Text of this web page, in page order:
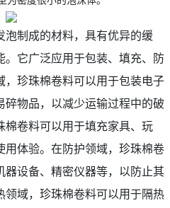
制成的材料，具有优异的缓
它广泛应用于包装、填充、防
珍珠棉卷料可以用于包装电子
物品，以减少运输过程中的破
卷料可以用于填充家具、玩
体验。在防护领域，珍珠棉卷
设备、精密仪器等，以防止其
域，珍珠棉卷料可以用于隔热